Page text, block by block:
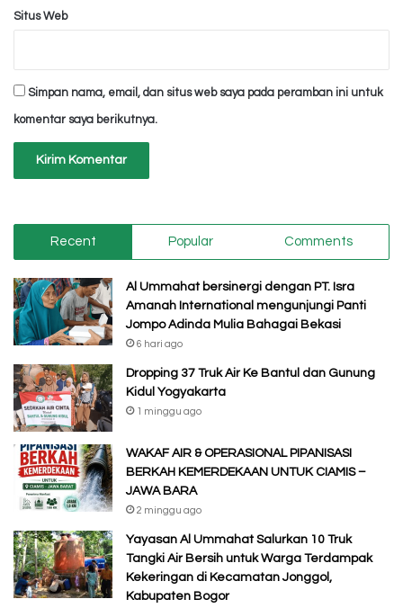
Situs Web
Simpan nama, email, dan situs web saya pada peramban ini untuk
komentar saya berikutnya.
Recent Popular Comments
Al Ummahat bersinergi dengan PT. Isra
Amanah International mengunjungi Panti
Jompo Adinda Mulia Bahagai Bekasi
6 hari ago
Dropping 37 Truk Air Ke Bantul dan Gunung
Kidul Yogyakarta
1 minggu ago
WAKAF AIR & OPERASIONAL PIPANISASI
BERKAH KEMERDEKAAN UNTUK CIAMIS –
JAWA BARA
2 minggu ago
Yayasan Al Ummahat Salurkan 10 Truk
Tangki Air Bersih untuk Warga Terdampak
Kekeringan di Kecamatan Jonggol,
Kabupaten Bogor